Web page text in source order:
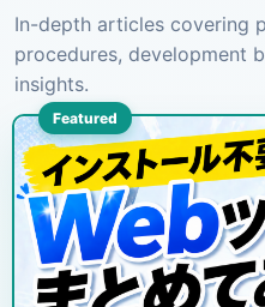
In-depth articles covering
procedures, development
insights.
Featured